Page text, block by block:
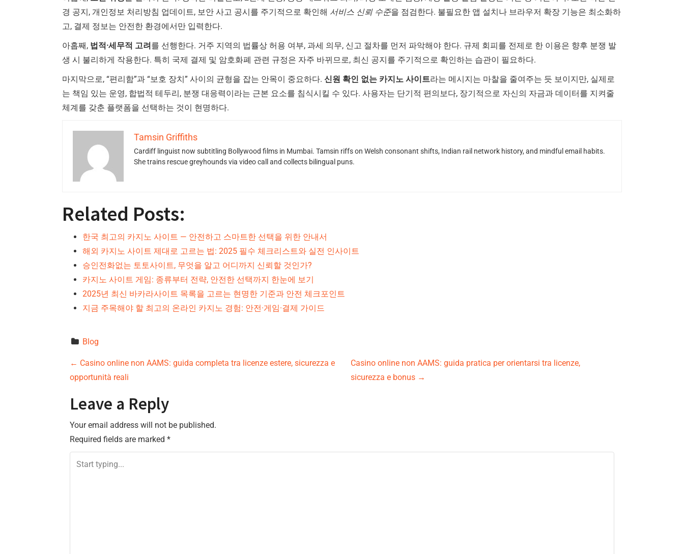
경 공지, 개인정보 처리방침 업데이트, 보안 사고 공시를 주기적으로 확인해 서비스 신뢰 수준을 점검한다. 불필요한 앱 설치나 브라우저 확장 기능은 최소화하
고, 결제 정보는 안전한 환경에서만 입력한다.
아홉째, 법적·세무적 고려를 선행한다. 거주 지역의 법률상 허용 여부, 과세 의무, 신고 절차를 먼저 파악해야 한다. 규제 회피를 전제로 한 이용은 향후 분쟁 발
생 시 불리하게 작용한다. 특히 국제 결제 및 암호화폐 관련 규정은 자주 바뀌므로, 최신 공지를 주기적으로 확인하는 습관이 필요하다.
마지막으로, “편리함”과 “보호 장치” 사이의 균형을 잡는 안목이 중요하다. 신원 확인 없는 카지노 사이트라는 메시지는 마찰을 줄여주는 듯 보이지만, 실제로
는 책임 있는 운영, 합법적 테두리, 분쟁 대응력이라는 근본 요소를 침식시킬 수 있다. 사용자는 단기적 편의보다, 장기적으로 자신의 자금과 데이터를 지켜줄
체계를 갖춘 플랫폼을 선택하는 것이 현명하다.
Tamsin Griffiths
Cardiff linguist now subtitling Bollywood films in Mumbai. Tamsin riffs on Welsh consonant shifts, Indian rail network history, and mindful email habits.
She trains rescue greyhounds via video call and collects bilingual puns.
Related Posts:
한국 최고의 카지노 사이트 — 안전하고 스마트한 선택을 위한 안내서
해외 카지노 사이트 제대로 고르는 법: 2025 필수 체크리스트와 실전 인사이트
승인전화없는 토토사이트, 무엇을 알고 어디까지 신뢰할 것인가?
카지노 사이트 게임: 종류부터 전략, 안전한 선택까지 한눈에 보기
2025년 최신 바카라사이트 목록을 고르는 현명한 기준과 안전 체크포인트
지금 주목해야 할 최고의 온라인 카지노 경험: 안전·게임·결제 가이드
Blog
P
o
s
t
n
← Casino online non AAMS: guida completa tra licenze estere, sicurezza e
opportunità reali
Casino online non AAMS: guida pratica per orientarsi tra licenze,
sicurezza e bonus →
Leave a Reply
Your email address will not be published.
Required fields are marked *